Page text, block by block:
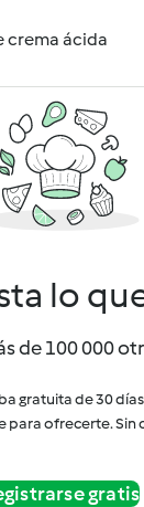
crema ácida
lo
de 100 000
gratuita de 30
para ofrecerte. Sin
gratis